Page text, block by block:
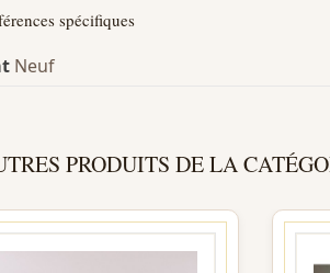
spécifiques
Neuf
PRODUITS DE LA